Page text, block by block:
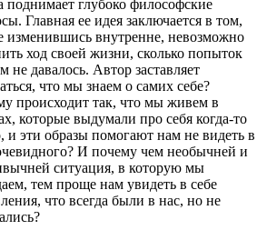
поднимает глубоко философские
Главная ее идея заключается в том,
изменившись внутренне, невозможно
ход своей жизни, сколько попыток
не давалось. Автор заставляет
что мы знаем о самих себе?
происходит так, что мы живем в
которые выдумали про себя когда-то
и эти образы помогают нам не видеть в
И почему чем необычней и
ситуация, в которую мы
тем проще нам увидеть в себе
что всегда были в нас, но не